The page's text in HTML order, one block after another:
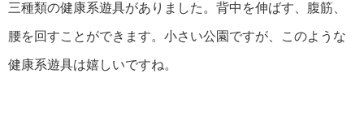
三種類の健康系遊具がありました。背中を伸ばす、腹筋、
腰を回すことができます。小さい公園ですが、このような
健康系遊具は嬉しいですね。